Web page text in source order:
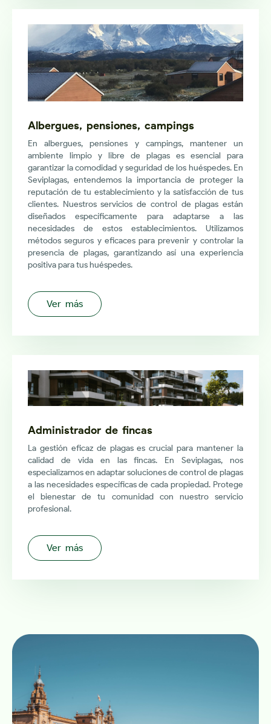
Albergues, pensiones, campings
En albergues, pensiones y campings, mantener un
ambiente limpio y libre de plagas es esencial para
garantizar la comodidad y seguridad de los huéspedes. En
Seviplagas, entendemos la importancia de proteger la
reputación de tu establecimiento y la satisfacción de tus
clientes. Nuestros servicios de control de plagas están
diseñados específicamente para adaptarse a las
necesidades de estos establecimientos. Utilizamos
métodos seguros y eficaces para prevenir y controlar la
presencia de plagas, garantizando así una experiencia
positiva para tus huéspedes.
Ver más
Administrador de fincas
La gestión eficaz de plagas es crucial para mantener la
calidad de vida en las fincas. En Seviplagas, nos
especializamos en adaptar soluciones de control de plagas
a las necesidades específicas de cada propiedad. Protege
el bienestar de tu comunidad con nuestro servicio
profesional.
Ver más